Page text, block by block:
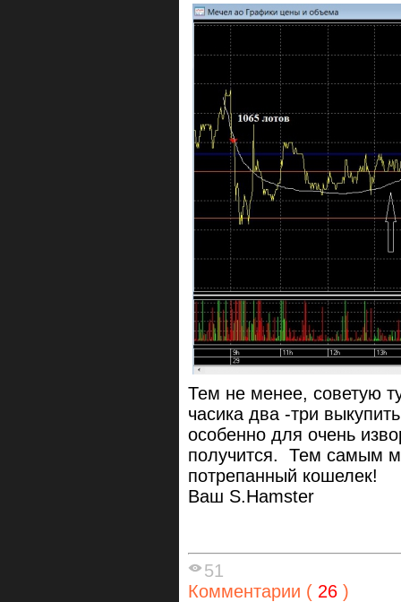
Тем не менее, советую
часика два -три
особенно для очень
получится. Тем самым
потрепанный кошелек!
Ваш S.Hamster
51
Комментарии ( 26 )